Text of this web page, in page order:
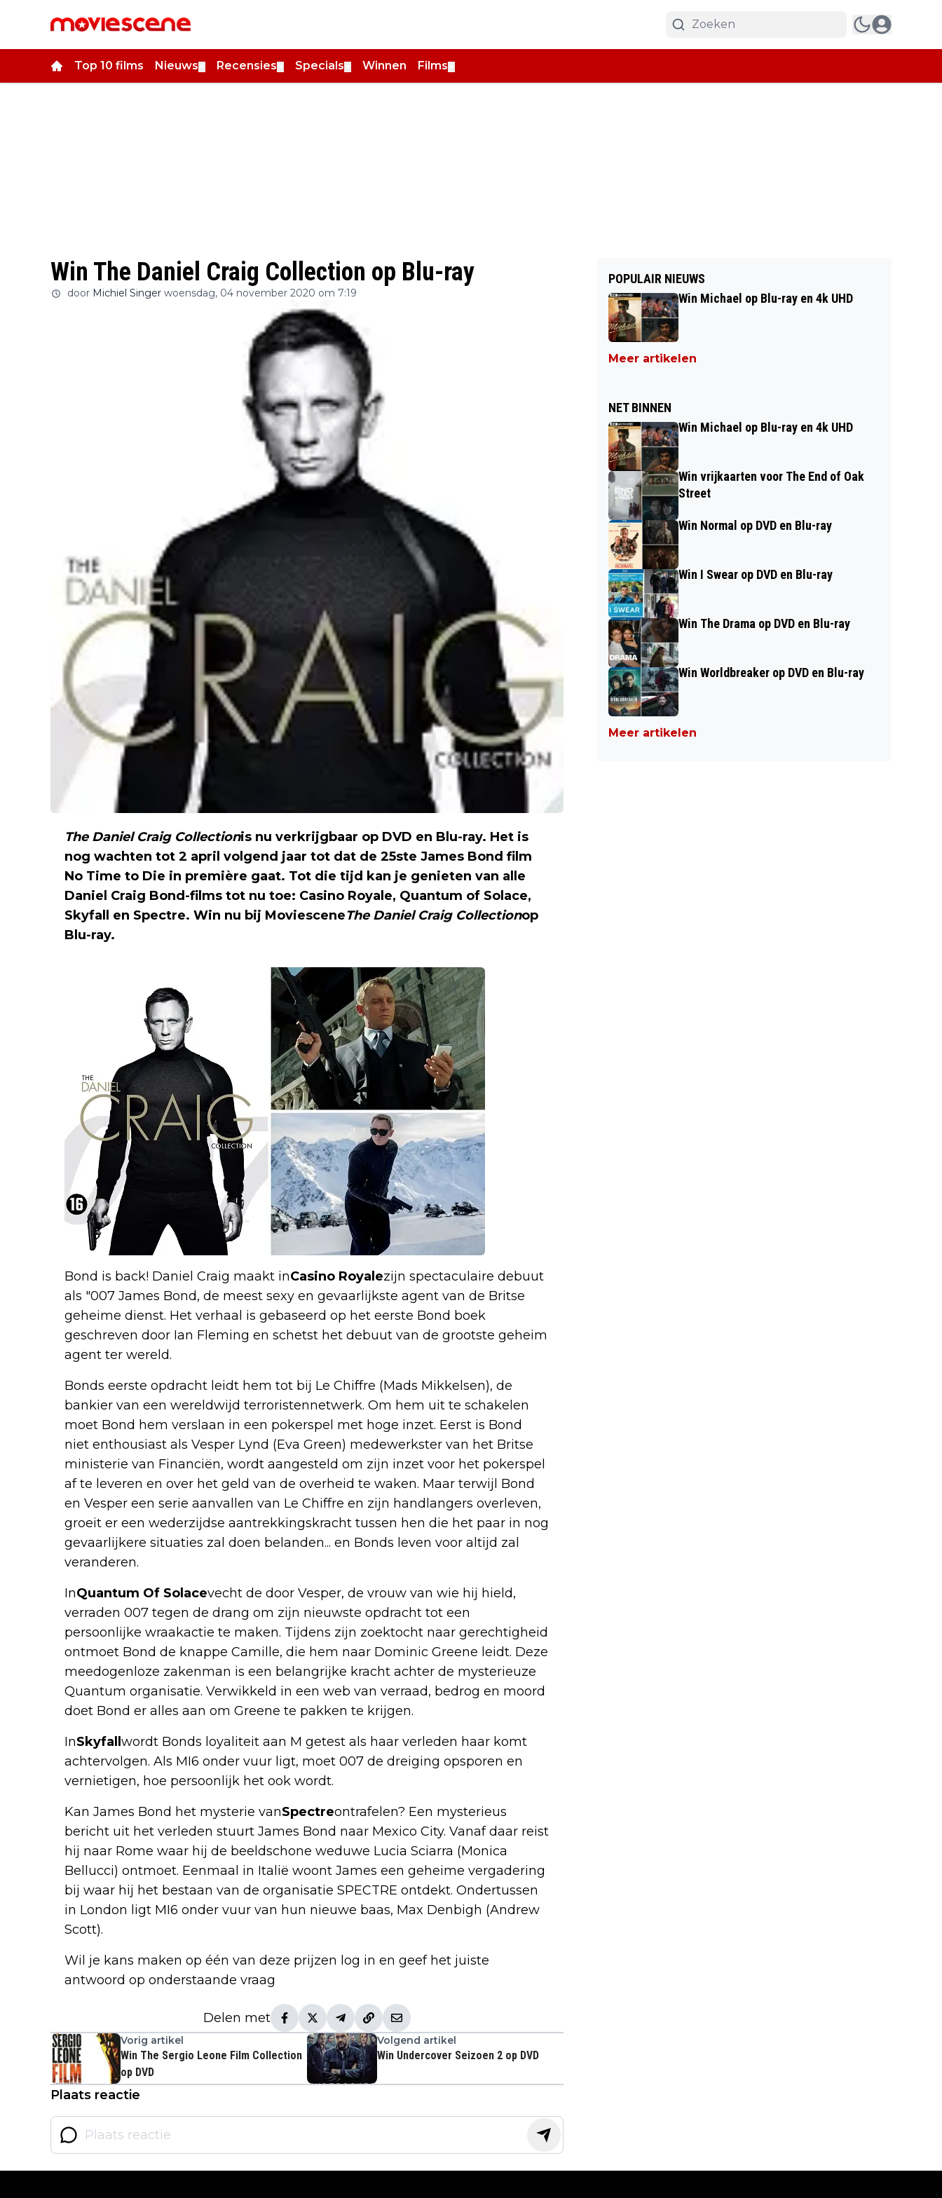
Top 10 films Nieuws Recensies Specials Winnen Films
Win The Daniel Craig Collection op Blu-ray
door Michiel Singer woensdag, 04 november 2020 om 7:19
The Daniel Craig Collectionis nu verkrijgbaar op DVD en Blu-ray. Het is
nog wachten tot 2 april volgend jaar tot dat de 25ste James Bond film
No Time to Die in première gaat. Tot die tijd kan je genieten van alle
Daniel Craig Bond-films tot nu toe: Casino Royale, Quantum of Solace,
Skyfall en Spectre. Win nu bij MoviesceneThe Daniel Craig Collectionop
Blu-ray.
Bond is back! Daniel Craig maakt inCasino Royalezijn spectaculaire debuut
als "007 James Bond, de meest sexy en gevaarlijkste agent van de Britse
geheime dienst. Het verhaal is gebaseerd op het eerste Bond boek
geschreven door Ian Fleming en schetst het debuut van de grootste geheim
agent ter wereld.
Bonds eerste opdracht leidt hem tot bij Le Chiffre (Mads Mikkelsen), de
bankier van een wereldwijd terroristennetwerk. Om hem uit te schakelen
moet Bond hem verslaan in een pokerspel met hoge inzet. Eerst is Bond
niet enthousiast als Vesper Lynd (Eva Green) medewerkster van het Britse
ministerie van Financiën, wordt aangesteld om zijn inzet voor het pokerspel
af te leveren en over het geld van de overheid te waken. Maar terwijl Bond
en Vesper een serie aanvallen van Le Chiffre en zijn handlangers overleven,
groeit er een wederzijdse aantrekkingskracht tussen hen die het paar in nog
gevaarlijkere situaties zal doen belanden... en Bonds leven voor altijd zal
veranderen.
InQuantum Of Solacevecht de door Vesper, de vrouw van wie hij hield,
verraden 007 tegen de drang om zijn nieuwste opdracht tot een
persoonlijke wraakactie te maken. Tijdens zijn zoektocht naar gerechtigheid
ontmoet Bond de knappe Camille, die hem naar Dominic Greene leidt. Deze
meedogenloze zakenman is een belangrijke kracht achter de mysterieuze
Quantum organisatie. Verwikkeld in een web van verraad, bedrog en moord
doet Bond er alles aan om Greene te pakken te krijgen.
InSkyfall wordt Bonds loyaliteit aan M getest als haar verleden haar komt
achtervolgen. Als MI6 onder vuur ligt, moet 007 de dreiging opsporen en
vernietigen, hoe persoonlijk het ook wordt.
Kan James Bond het mysterie vanSpectreontrafelen? Een mysterieus
bericht uit het verleden stuurt James Bond naar Mexico City. Vanaf daar reist
hij naar Rome waar hij de beeldschone weduwe Lucia Sciarra (Monica
Bellucci) ontmoet. Eenmaal in Italië woont James een geheime vergadering
bij waar hij het bestaan van de organisatie SPECTRE ontdekt. Ondertussen
in London ligt MI6 onder vuur van hun nieuwe baas, Max Denbigh (Andrew
Scott).
Wil je kans maken op één van deze prijzen log in en geef het juiste
antwoord op onderstaande vraag
Delen met
Vorig artikel
Win The Sergio Leone Film Collection
op DVD
Volgend artikel
Win Undercover Seizoen 2 op DVD
Plaats reactie
POPULAIR NIEUWS
Win Michael op Blu-ray en 4k UHD
Meer artikelen
NET BINNEN
Win Michael op Blu-ray en 4k UHD
Win vrijkaarten voor The End of Oak
Street
Win Normal op DVD en Blu-ray
Win I Swear op DVD en Blu-ray
Win The Drama op DVD en Blu-ray
Win Worldbreaker op DVD en Blu-ray
Meer artikelen